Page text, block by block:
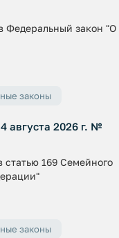
Федеральный закон "О
законы
августа 2026 г. №
169 Семейного
законы